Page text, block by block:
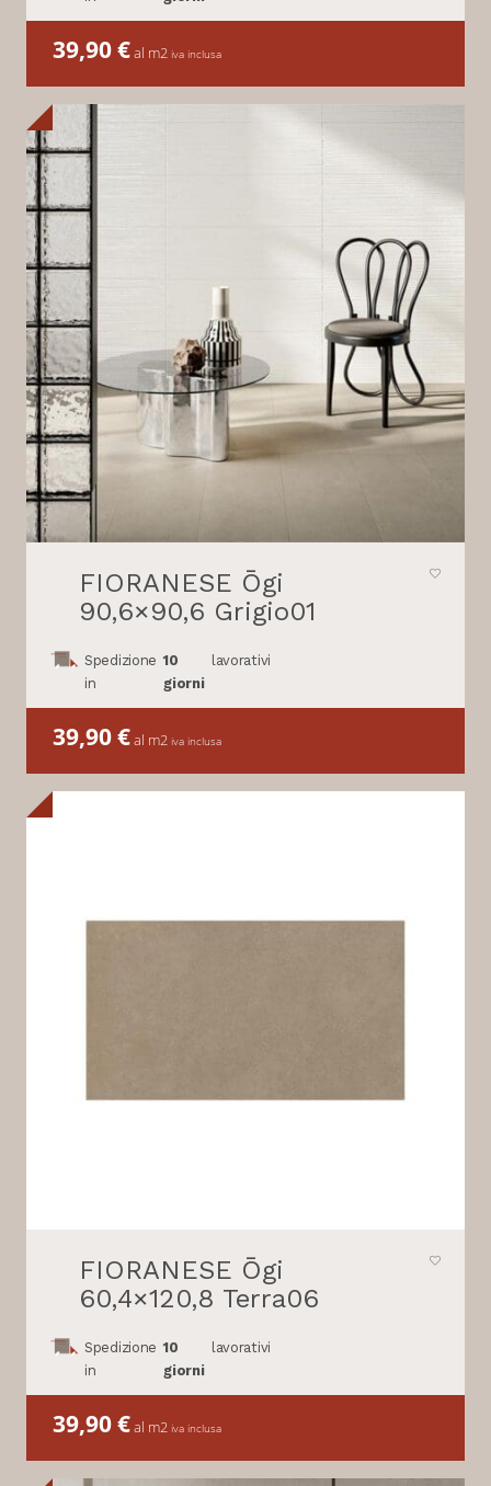
39,90€al m2 iva inclusa
FIORANESE Ōgi
90,6×90,6 Grigio01
Spedizione
in
10
giorni
lavorativi
39,90€al m2 iva inclusa
FIORANESE Ōgi
60,4×120,8 Terra06
Spedizione
in
10
giorni
lavorativi
39,90€al m2 iva inclusa